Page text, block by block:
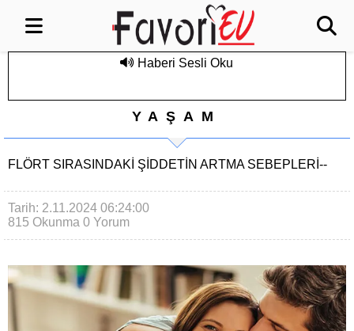
Haberi Sesli Oku
YAŞAM
FLÖRT SIRASINDAKI ŞIDDETIN ARTMA SEBEPLERI--
Tarih: 2.11.2024 06:24:00
815 Okunma 0 Yorum